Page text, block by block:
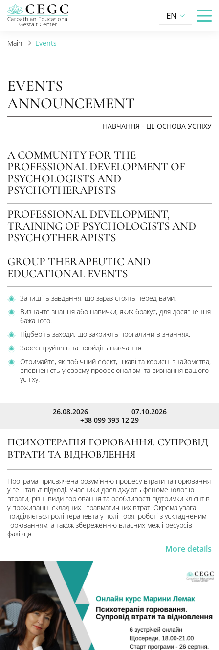
EN
Main Events
EVENTS
ANNOUNCEMENT
НАВЧАННЯ - ЦЕ ОСНОВА УСПІХУ
A COMMUNITY FOR THE
PROFESSIONAL DEVELOPMENT OF
PSYCHOLOGISTS AND
PSYCHOTHERAPISTS
PROFESSIONAL DEVELOPMENT,
TRAINING OF PSYCHOLOGISTS AND
PSYCHOTHERAPISTS
GROUP THERAPEUTIC AND
EDUCATIONAL EVENTS
Запишіть завдання, що зараз стоять перед вами.
Визначте знання або навички, яких бракує, для досягнення
бажаного.
Підберіть заходи, що закриють прогалини в знаннях.
Зареєструйтесь та пройдіть навчання.
Отримайте, як побічний ефект, цікаві та корисні знайомства,
впевненість у своєму професіоналізмі та визнання вашого
успіху.
26.08.2026
07.10.2026
+38 099 393 12 29
ПСИХОТЕРАПІЯ ГОРЮВАННЯ. СУПРОВІД
ВТРАТИ ТА ВІДНОВЛЕННЯ
Програма присвячена розумінню процесу втрати та горювання
у гештальт підході. Учасники досліджують феноменологію
втрати, різні види горювання та особливості підтримки клієнтів
у проживанні складних і травматичних втрат. Окрема увага
приділяється ролі терапевта у полі горя, роботі з ускладненим
горюванням, а також збереженню власних меж і ресурсів
фахівця.
More details